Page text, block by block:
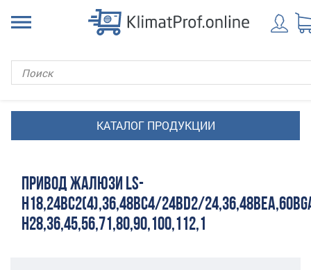
ПРИВОД ЖАЛЮЗИ LS-
H18,24BC2(4),36,48BC4/24BD2/
H28,36,45,56,71,80,90,100,112,1